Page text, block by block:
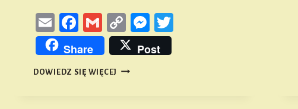
EmailFacebook
GmailCopy
Link
Messenger
Share Post
DOWIEDZ SIĘ WIĘCEJ RODZINNY